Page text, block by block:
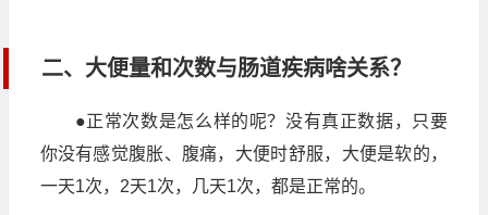
二、大便量和次数与肠道疾病啥关系？
●正常次数是怎么样的呢？没有真正数据，只要
你没有感觉腹胀、腹痛，大便时舒服，大便是软的，
一天1次，2天1次，几天1次，都是正常的。